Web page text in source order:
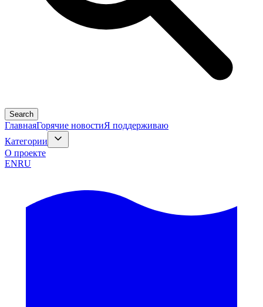
Search
ГлавнаяГорячие новостиЯ поддерживаю
Категории
О проекте
ENRU